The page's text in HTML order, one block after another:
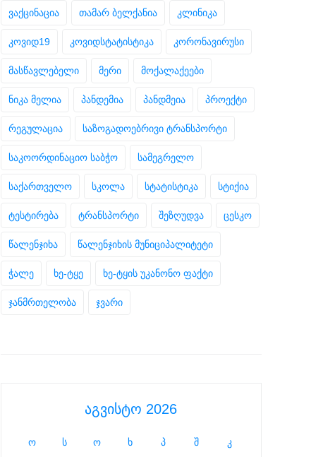
ვაქცინაცია თამარ ბელქანია კლინიკა
კოვიდ19 კოვიდსტატისტიკა კორონავირუსი
მასწავლებელი მერი მოქალაქეები
ნიკა მელია პანდემია პანდმეია პროექტი
რეგულაცია საზოგადოებრივი ტრანსპორტი
საკოორდინაციო საბჭო სამეგრელო
საქართველო სკოლა სტატისტიკა სტიქია
ტესტირება ტრანსპორტი შეზღუდვა ცესკო
წალენჯიხა წალენჯიხის მუნიციპალიტეტი
ჭალე ხე-ტყე ხე-ტყის უკანონო ფაქტი
ჯანმრთელობა ჯვარი
აგვისტო 2026
ო ს ო ხ პ შ კ